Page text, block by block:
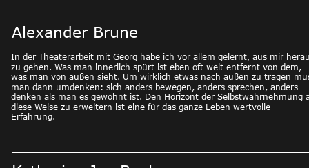
In der Theaterarbeit mit Georg habe ich vor allem gelernt, aus mir
zu gehen. Was man innerlich spürt ist eben oft weit entfernt von dem,
was man von außen sieht. Um wirklich etwas nach außen zu tragen
man dann umdenken: sich anders bewegen, anders sprechen, anders
denken als man es gewohnt ist. Den Horizont der Selbstwahrnehmung
diese Weise zu erweitern ist eine für das ganze Leben wertvolle
Erfahrung.
Alexander Brune